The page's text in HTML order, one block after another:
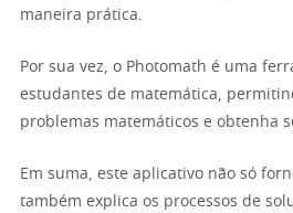
maneira prática.
Por sua vez, o Photomath é uma
estudantes de matemática,
problemas matemáticos e obtenha
Em suma, este aplicativo não só
também explica os processos de